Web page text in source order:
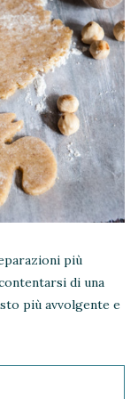
più
di una
più avvolgente e